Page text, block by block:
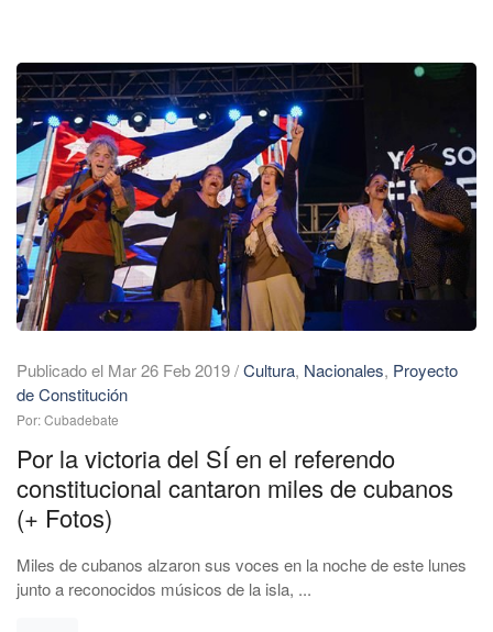
Publicado el Mar 26 Feb 2019/Cultura, Nacionales, Proyecto
de Constitución
Por: Cubadebate
Por la victoria del SÍ en el referendo
constitucional cantaron miles de cubanos
(+ Fotos)
Miles de cubanos alzaron sus voces en la noche de este lunes
junto a reconocidos músicos de la isla, ...